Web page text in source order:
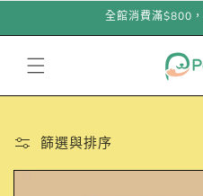
全館消費滿$800
篩選與排序